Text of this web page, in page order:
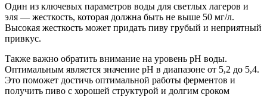
Один из ключевых параметров воды для светлых лагеров и
эля — жесткость, которая должна быть не выше 50 мг/л.
Высокая жесткость может придать пиву грубый и неприятный
привкус.
Также важно обратить внимание на уровень pH воды.
Оптимальным является значение pH в диапазоне от 5,2 до 5,4.
Это поможет достичь оптимальной работы ферментов и
получить пиво с хорошей структурой и долгим сроком